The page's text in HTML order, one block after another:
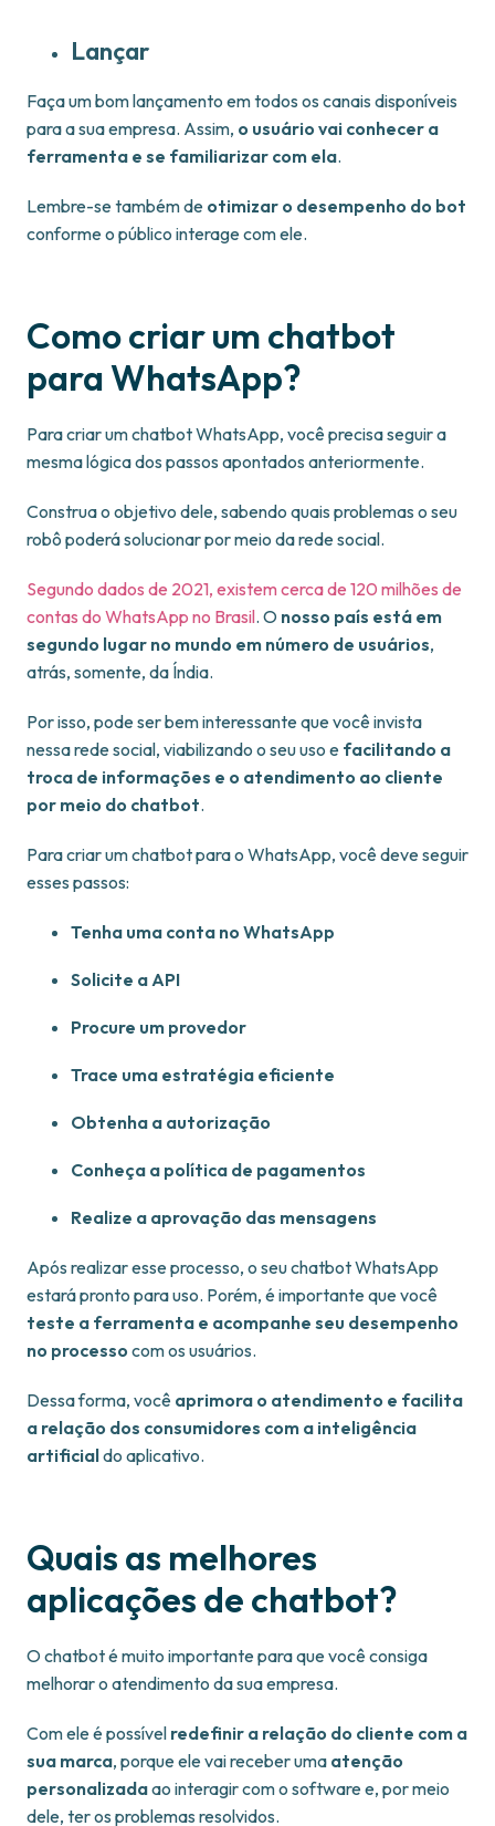
Lançar
Faça um bom lançamento em todos os canais disponíveis
para a sua empresa. Assim, o usuário vai conhecer a
ferramenta e se familiarizar com ela.
Lembre-se também de otimizar o desempenho do bot
conforme o público interage com ele.
Como criar um chatbot
para WhatsApp?
Para criar um chatbot WhatsApp, você precisa seguir a
mesma lógica dos passos apontados anteriormente.
Construa o objetivo dele, sabendo quais problemas o seu
robô poderá solucionar por meio da rede social.
Segundo dados de 2021, existem cerca de 120 milhões de
contas do WhatsApp no Brasil. O nosso país está em
segundo lugar no mundo em número de usuários,
atrás, somente, da Índia.
Por isso, pode ser bem interessante que você invista
nessa rede social, viabilizando o seu uso e facilitando a
troca de informações e o atendimento ao cliente
por meio do chatbot.
Para criar um chatbot para o WhatsApp, você deve seguir
esses passos:
Tenha uma conta no WhatsApp
Solicite a API
Procure um provedor
Trace uma estratégia eficiente
Obtenha a autorização
Conheça a política de pagamentos
Realize a aprovação das mensagens
Após realizar esse processo, o seu chatbot WhatsApp
estará pronto para uso. Porém, é importante que você
teste a ferramenta e acompanhe seu desempenho
no processo com os usuários.
Dessa forma, você aprimora o atendimento e facilita
a relação dos consumidores com a inteligência
artificialdo aplicativo.
Quais as melhores
aplicações de chatbot?
O chatbot é muito importante para que você consiga
melhorar o atendimento da sua empresa.
Com ele é possível redefinir a relação do cliente com a
sua marca, porque ele vai receber uma atenção
personalizadaao interagir com o software e, por meio
dele, ter os problemas resolvidos.